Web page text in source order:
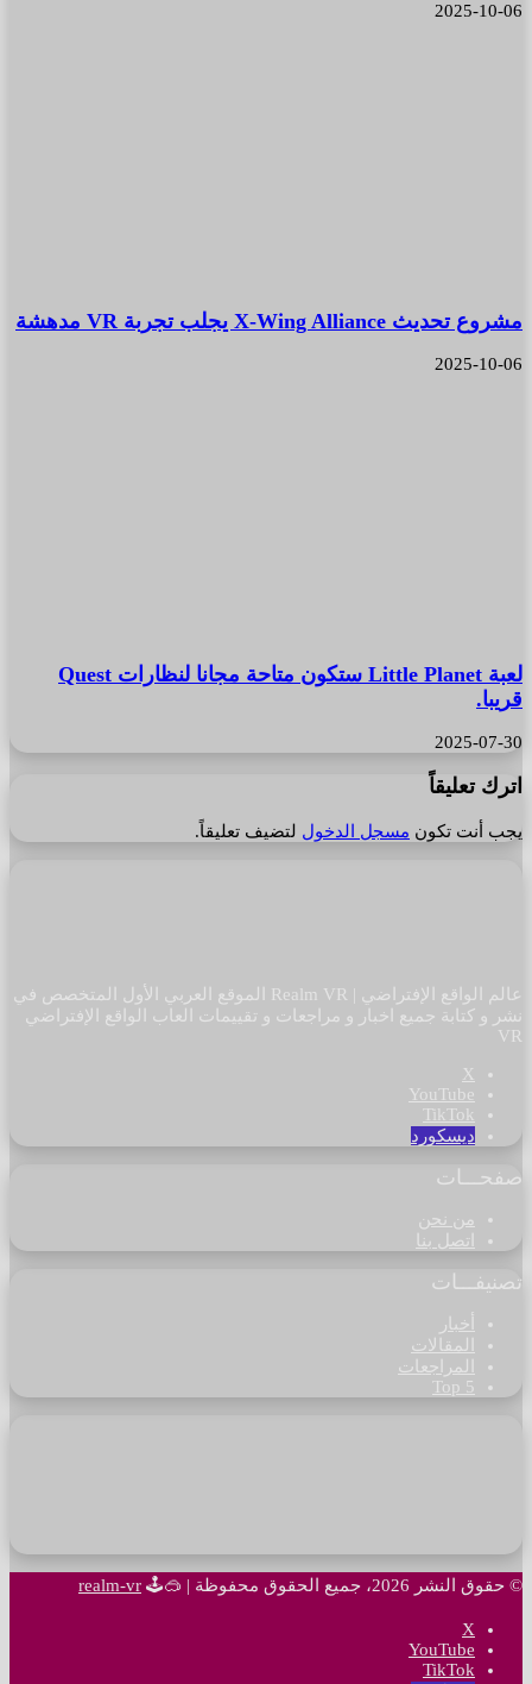
2025-10-06
مشروع تحديث X-Wing Alliance يجلب تجربة VR مدهشة
2025-10-06
لعبة Little Planet ستكون متاحة مجانا لنظارات Quest
قريبا.
2025-07-30
اترك تعليقاً
يجب أنت تكون مسجل الدخول لتضيف تعليقاً.
عالم الواقع الإفتراضي | Realm VR الموقع العربي الأول المتخصص في
نشر و كتابة جميع اخبار و مراجعات و تقييمات العاب الواقع الإفتراضي
VR
‫X
‫YouTube
‫TikTok
ديسكورد
صفحـــات
من نحن
اتصل بنا
تصنيفـــات
أخبار
المقالات
المراجعات
Top 5
© حقوق النشر 2026، جميع الحقوق محفوظة | 🥽🕹
realm-vr
‫X
‫YouTube
‫TikTok